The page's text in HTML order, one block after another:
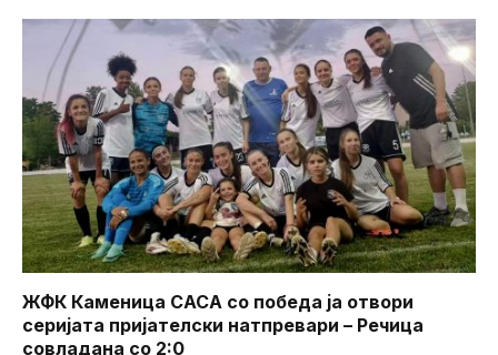
ЖФК Каменица САСА со победа ја отвори
серијата пријателски натпревари – Речица
совладана со 2:0